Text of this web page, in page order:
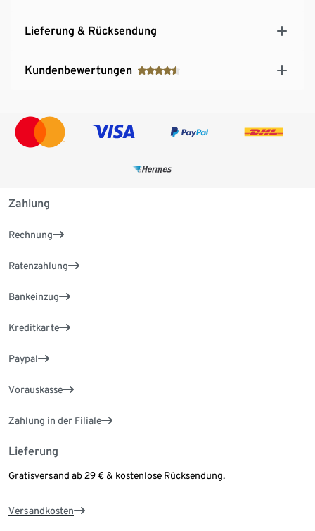
Lieferung & Rücksendung
Kundenbewertungen
Zahlung
Rechnung
Ratenzahlung
Bankeinzug
Kreditkarte
Paypal
Vorauskasse
Zahlung in der Filiale
Lieferung
Gratisversand ab 29 € & kostenlose Rücksendung.
Versandkosten